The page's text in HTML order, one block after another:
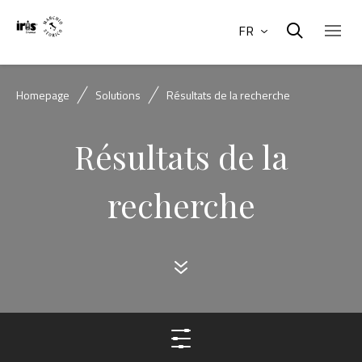
FR
Homepage Solutions Résultats de la recherche
Résultats de la
recherche